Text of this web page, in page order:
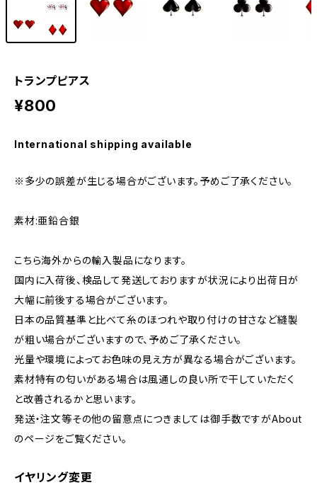
トランプピアス
¥800
International shipping available
※多少の誤差が生じる場合がございます。予めご了承ください。
素材:亜鉛合銀
こちら海外からの輸入製品になります。
国内に入荷後、検品して発送しておりますが状況により出荷日が
大幅に前後する場合がございます。
日本の品質基準と比べて糸のほつれや取り付けの甘さなど縫製
が粗い場合がございますので、予めご了承ください。
光量や環境によってお色味の見え方が異なる場合がございます。
素材特有の匂いがある場合は風通しの良い所で干していただく
と改善されるかと思います。
発送・注文等その他の留意点につきましては御手数ですがAbout
のページをご覧ください。
イヤリング変更